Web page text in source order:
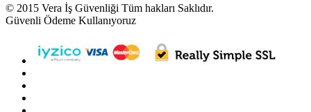
© 2015 Vera İş Güvenliği Tüm hakları Saklıdır.
Güvenli Ödeme Kullanıyoruz